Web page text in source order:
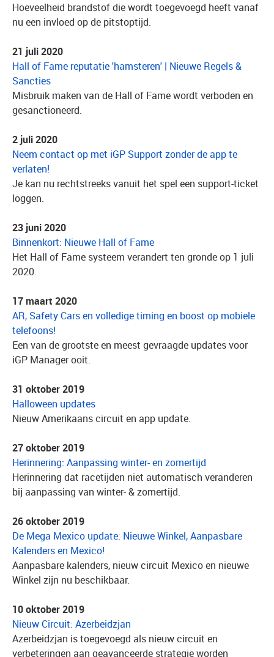
Hoeveelheid brandstof die wordt toegevoegd heeft vanaf
nu een invloed op de pitstoptijd.
21 juli 2020
Hall of Fame reputatie 'hamsteren' | Nieuwe Regels &
Sancties
Misbruik maken van de Hall of Fame wordt verboden en
gesanctioneerd.
2 juli 2020
Neem contact op met iGP Support zonder de app te
verlaten!
Je kan nu rechtstreeks vanuit het spel een support-ticket
loggen.
23 juni 2020
Binnenkort: Nieuwe Hall of Fame
Het Hall of Fame systeem verandert ten gronde op 1 juli
2020.
17 maart 2020
AR, Safety Cars en volledige timing en boost op mobiele
telefoons!
Een van de grootste en meest gevraagde updates voor
iGP Manager ooit.
31 oktober 2019
Halloween updates
Nieuw Amerikaans circuit en app update.
27 oktober 2019
Herinnering: Aanpassing winter- en zomertijd
Herinnering dat racetijden niet automatisch veranderen
bij aanpassing van winter- & zomertijd.
26 oktober 2019
De Mega Mexico update: Nieuwe Winkel, Aanpasbare
Kalenders en Mexico!
Aanpasbare kalenders, nieuw circuit Mexico en nieuwe
Winkel zijn nu beschikbaar.
10 oktober 2019
Nieuw Circuit: Azerbeidzjan
Azerbeidzjan is toegevoegd als nieuw circuit en
verbeteringen aan geavanceerde strategie worden